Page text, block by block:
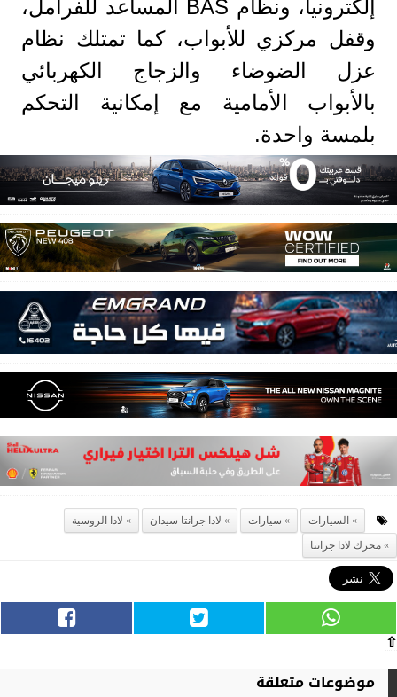
إلكترونياً، ونظام BAS المساعد للفرامل،
وقفل مركزي للأبواب، كما تمتلك نظام
عزل الضوضاء والزجاج الكهربائي
بالأبواب الأمامية مع إمكانية التحكم
بلمسة واحدة.
السيارات سيارات لادا جرانتا سيدان
لادا الروسية
محرك لادا جرانتا
⇧
موضوعات متعلقة